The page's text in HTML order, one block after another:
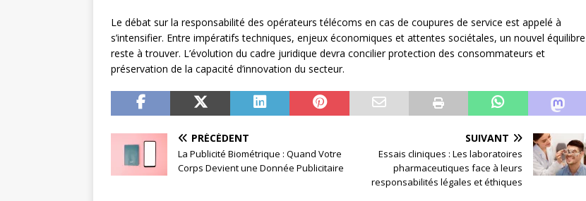
Le débat sur la responsabilité des opérateurs télécoms en cas de coupures de service est appelé à
s’intensifier. Entre impératifs techniques, enjeux économiques et attentes sociétales, un nouvel équilibre
reste à trouver. L’évolution du cadre juridique devra concilier protection des consommateurs et
préservation de la capacité d’innovation du secteur.
PRÉCÉDENT
La Publicité Biométrique : Quand Votre
Corps Devient une Donnée Publicitaire
SUIVANT
Essais cliniques : Les laboratoires
pharmaceutiques face à leurs
responsabilités légales et éthiques